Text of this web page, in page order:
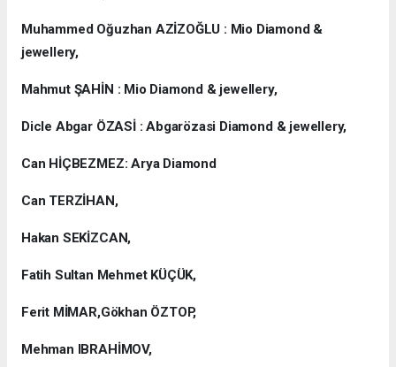
Muhammed Oğuzhan AZİZOĞLU : Mio Diamond &
jewellery,
Mahmut ŞAHİN : Mio Diamond & jewellery,
Dicle Abgar ÖZASİ : Abgarözasi Diamond & jewellery,
Can HİÇBEZMEZ: Arya Diamond
Can TERZİHAN,
Hakan SEKİZCAN,
Fatih Sultan Mehmet KÜÇÜK,
Ferit MİMAR,Gökhan ÖZTOP,
Mehman IBRAHİMOV,